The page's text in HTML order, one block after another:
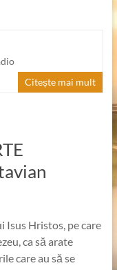
Citește mai mult
Isus Hristos, pe care
ca să arate
care au să se